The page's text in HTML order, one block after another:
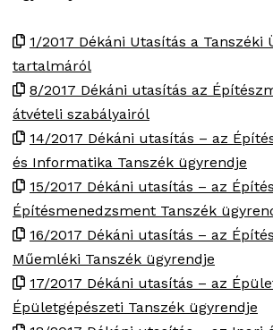
1/2017 Dékáni Utasítás a Tanszéki
tartalmáról
8/2017 Dékáni utasítás az
átvételi szabályairól
14/2017 Dékáni utasítás – az
és Informatika Tanszék ügyrendje
15/2017 Dékáni utasítás – az
Építésmenedzsment Tanszék
16/2017 Dékáni utasítás – az
Műemléki Tanszék ügyrendje
17/2017 Dékáni utasítás – az
Épületgépészeti Tanszék ügyrendje